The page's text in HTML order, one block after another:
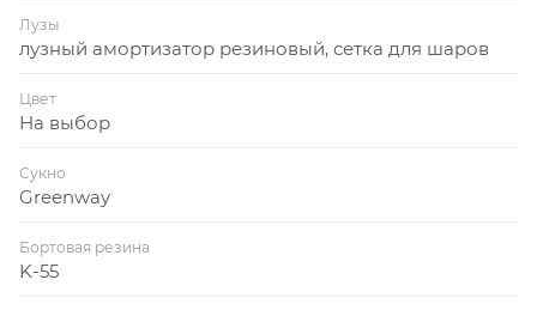
Лузы
лузный амортизатор резиновый, сетка для шаров
Цвет
На выбор
Сукно
Greenway
Бортовая резина
K-55